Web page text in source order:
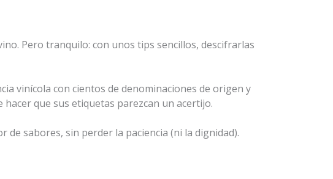
Pero tranquilo: con unos tips sencillos, descifrarlas
vinícola con cientos de denominaciones de origen y
que sus etiquetas parezcan un acertijo.
sabores, sin perder la paciencia (ni la dignidad).